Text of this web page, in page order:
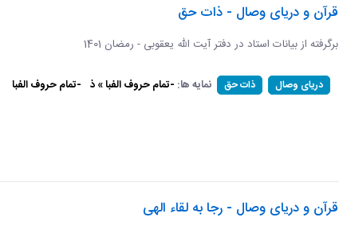
قرآن و دریای وصال - ذات حق
برگرفته از بیانات استاد در دفتر آیت الله یعقوبی - رمضان 1401
دریای وصال ذات حق نمایه ها: -تمام حروف الفبا » ذ -تمام حروف الفبا
قرآن و دریای وصال - رجا به لقاء الهی